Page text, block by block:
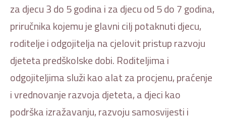
za djecu 3 do 5 godina i za djecu od 5 do 7 godina,
priručnika kojemu je glavni cilj potaknuti djecu,
roditelje i odgojitelja na cjelovit pristup razvoju
djeteta predškolske dobi. Roditeljima i
odgojiteljima služi kao alat za procjenu, praćenje
i vrednovanje razvoja djeteta, a djeci kao
podrška izražavanju, razvoju samosvijesti i